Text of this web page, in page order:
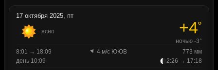
17 октября 2025, пт
ясно +4°
ночью -3°
8:01 → 18:09
4 м/с ЮЮВ
773 мм
день 10:09
2:26 → 17:18